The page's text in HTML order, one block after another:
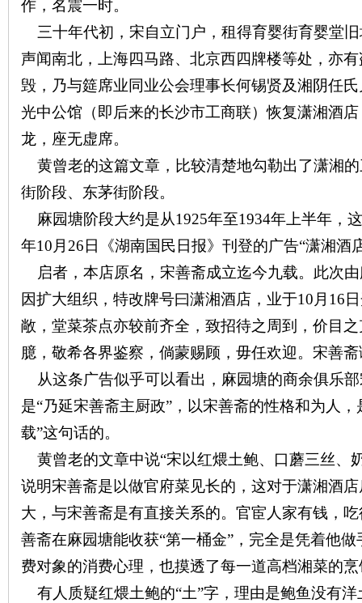
作，名震一时。
三十年代初，宋自立门户，租得育婴街育婴堂
声闻南北，上海四马路、北京西四牌楼等处，亦
毁，乃与筵席业同业公会理事长何锡贤及湘阴任
光中公馆（即后来的长沙市工商联）恢复潇湘酒
龙，座无虚席。
黄曾老的这篇文章，比较清楚地勾勒出了潇湘
街阶段、东茅街阶段。
麻园塘阶段大约是从1925年至1934年上半年，
年10 月 26 日《湖南国民日报》刊登的广告“潇湘酒
启者，本店原名，宋善斋成立迄今九载。此次
因扩大组织，特改牌号曰潇湘酒店，业于10 月 16
敞，堂菜茶点亦较前齐全，致招待之周到，价目
臆，敬希各界鉴察，倘蒙赐顾，毋任欢迎。宋善
从这条广告似乎可以看出，麻园塘的商余俱乐
是“乃延宋善斋主厨政”，以宋善斋的性格和为人
载”这句话的。
黄曾老的文章中说“宋以红煨土鲍、口蘑三丝、
说明宋善斋是以做官府菜见长的，这对于潇湘酒
大，与宋善斋是有直接关系的。官宦人家有钱，
善斋在麻园塘能收获“第一桶金”，完全是凭着他
费对象的消费心理，也摸透了每一道高档湘菜的
有人质疑红煨土鲍的“土”字，理由是鲍鱼没有